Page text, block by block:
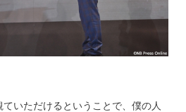
いただけるということで、僕の人